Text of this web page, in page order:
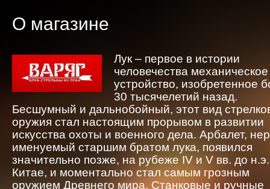
О магазине
Лук – первое в истории
человечества механическое
устройство, изобретенное
30 тысячелетий назад.
Бесшумный и дальнобойный, этот вид
оружия стал настоящим прорывом в развитии
искусства охоты и военного дела. Арбалет,
именуемый старшим братом лука, появился
значительно позже, на рубеже IV и V вв. до
Китае, и моментально стал самым грозным
оружием Древнего мира. Станковые и ручные